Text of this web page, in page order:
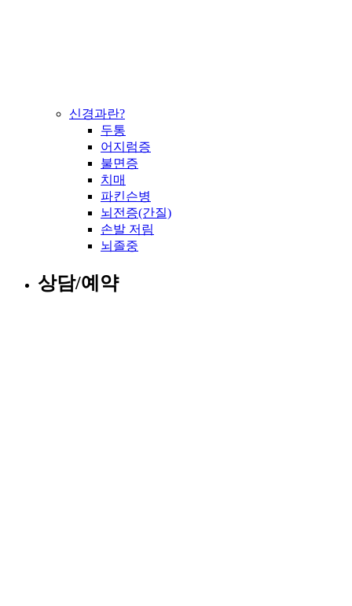
신경과란?
두통
어지럼증
불면증
치매
파킨슨병
뇌전증(간질)
손발 저림
뇌졸중
상담/예약